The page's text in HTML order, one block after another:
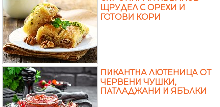
ЩРУДЕЛ С ОРЕХИ И
ГОТОВИ КОРИ
ПИКАНТНА ЛЮТЕНИЦА ОТ
ЧЕРВЕНИ ЧУШКИ,
ПАТЛАДЖАНИ И ЯБЪЛКИ